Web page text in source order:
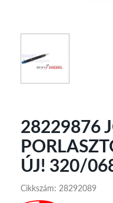
28229876
ÚJ! 320/
Cikkszám: 28292089